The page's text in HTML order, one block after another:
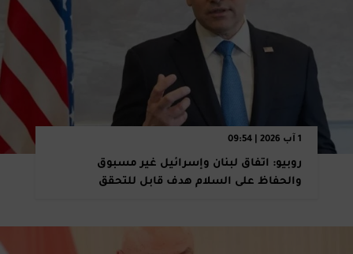
1 آب 2026 | 09:54
روبيو: اتفاق لبنان وإسرائيل غير مسبوق
والحفاظ على السلام هدف قابل للتحقق